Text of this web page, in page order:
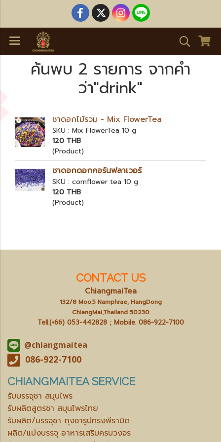
ค้นพบ 2 รายการ จากคำ
ว่า"drink"
ชาดอกไม้รวม - Mix FlowerTea
SKU : Mix FlowerTea 10 g
120 THB
(Product)
ชาดอกดอกคอร์นฟลาเวอร์
SKU : cornflower tea 10 g
120 THB
(Product)
CONTACT US
ChiangmaiTea
132/8 Moo.5 Namphrae, HangDong
ChiangMai,Thailand 50230
Tell.(+66) 053-442828 ; Mobile. 086-922-7100
@chiangmaitea
086-922-7100
CHIANGMAITEA SERVICE
รับบรรจุชา สมุนไพร
รับผลิตสูตรชา สมุนไพรไทย
รับผลิต/บรรจุชา ถุงชารูปทรงพีรามิด
ผลิต/แบ่งบรรจุ อาหารเสริมครบวงจร